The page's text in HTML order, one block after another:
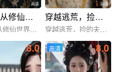
高清
一家人从修仙世界穿越过来
一家人从修仙世界穿越过来
高清
穿越逃荒，捡的夫君是大佬
穿越逃荒，捡的夫君是大佬
8.0 8.0
高清
高清